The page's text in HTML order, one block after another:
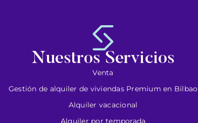
Nuestros Servicios
Venta
Gestión de alquiler de viviendas Premium en Bilbao
Alquiler vacacional
Alquiler por temporada